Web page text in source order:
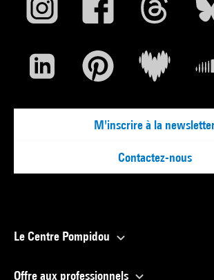
M'inscrire à la
Contactez-nous
Le Centre Pompidou
Offre aux professionnels